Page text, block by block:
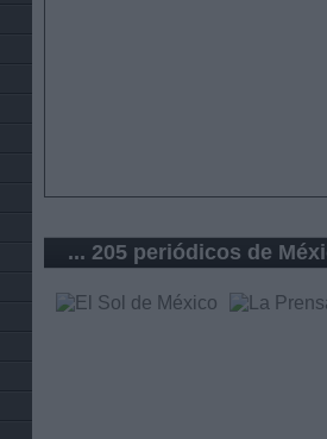
... 205 periódicos de